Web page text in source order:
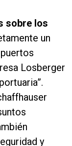
sobre los
un
Losberger
y